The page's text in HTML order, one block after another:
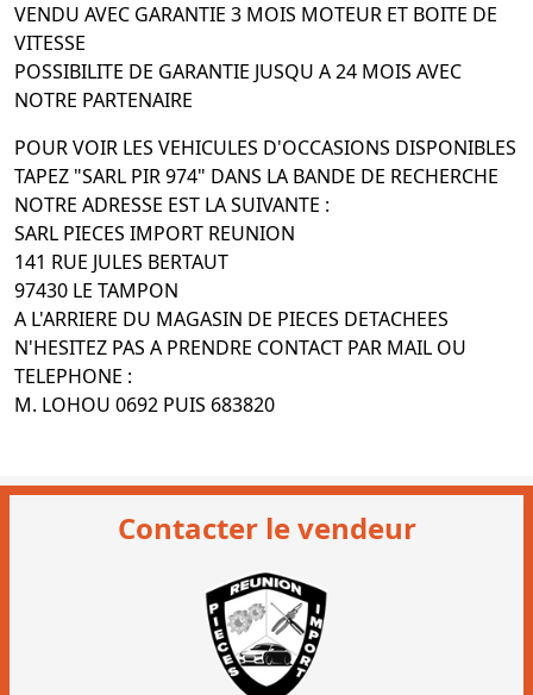
VENDU AVEC GARANTIE 3 MOIS MOTEUR ET BOITE DE
VITESSE
POSSIBILITE DE GARANTIE JUSQU A 24 MOIS AVEC
NOTRE PARTENAIRE
POUR VOIR LES VEHICULES D'OCCASIONS DISPONIBLES
TAPEZ "SARL PIR 974" DANS LA BANDE DE RECHERCHE
NOTRE ADRESSE EST LA SUIVANTE :
SARL PIECES IMPORT REUNION
141 RUE JULES BERTAUT
97430 LE TAMPON
A L'ARRIERE DU MAGASIN DE PIECES DETACHEES
N'HESITEZ PAS A PRENDRE CONTACT PAR MAIL OU
TELEPHONE :
M. LOHOU 0692 PUIS 683820
Contacter le vendeur